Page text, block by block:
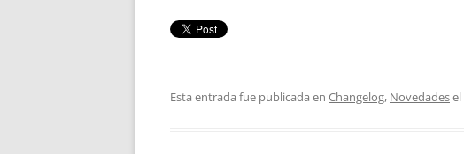
Esta entrada fue publicada en Changelog, Novedadesel